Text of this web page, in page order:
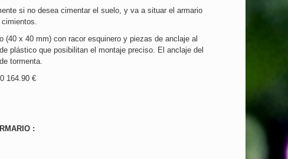
si no desea cimentar el suelo, y va a situar el armario
(40 x 40 mm) con racor esquinero y piezas de anclaje al
plástico que posibilitan el montaje preciso. El anclaje del
tormenta.
164.90 €
: